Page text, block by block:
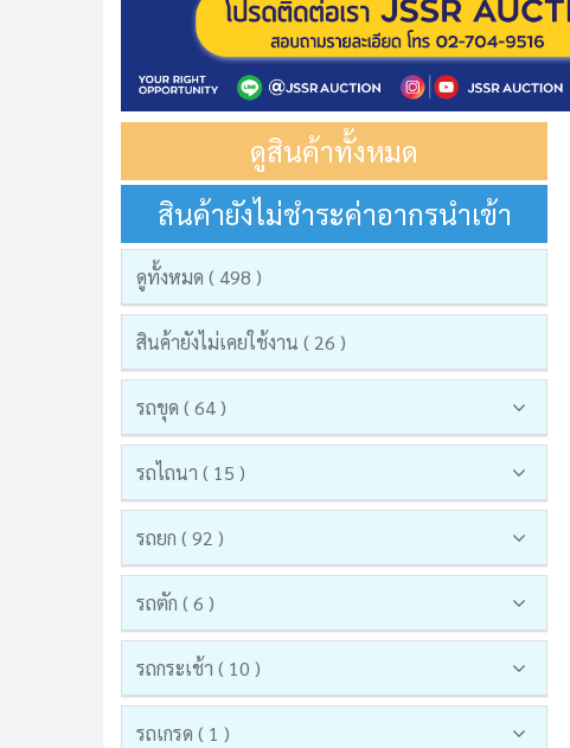
ดูสินค้าทั้งหมด
สินค้ายังไม่ชำระค่าอากรนำเข้า
ดูทั้งหมด ( 498 )
สินค้ายังไม่เคยใช้งาน ( 26 )
รถขุด ( 64 )
รถไถนา ( 15 )
รถยก ( 92 )
รถตัก ( 6 )
รถกระเช้า ( 10 )
รถเกรด ( 1 )